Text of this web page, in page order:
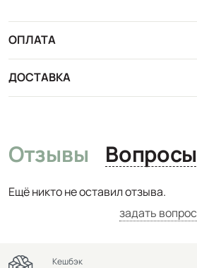
ОПЛАТА
ДОСТАВКА
Отзывы
Ещё никто не оставил отзыва.
задать вопрос
Кешбэк